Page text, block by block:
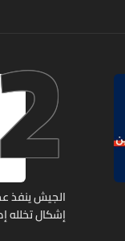
الجيش ينفذ
إشكال تخلله